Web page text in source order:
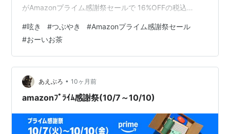
がAmazonプライム感謝祭セールで 16%OFFの税込
て行ったり、作り置きの麦茶が切れた時の緊急用だった
り。 消費が早いのでありがたーい・*:.｡.☆゚
#呟き #つぶやき #Amazonプライム感謝祭セール
#おーいお茶
あえぶろ • 10ヶ月前
amazonﾌﾟﾗｲﾑ感謝祭(10/7～10/10)